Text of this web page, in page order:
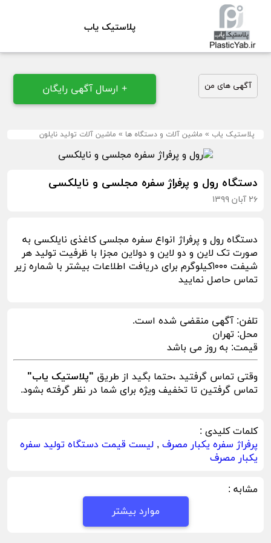
پلاستیک یاب
آگهی های من + ارسال آگهی رایگان
پلاستیک یاب » ماشین آلات و دستگاه ها » ماشین آلات تولید نایلون
دستگاه رول و پرفراژ سفره مجلسی و نایلکسی
۲۶ آبان ۱۳۹۹
دستگاه رول و پرفراژ انواع سفره مجلسی کاغذی نایلکسی به
صورت تک لاین و دو لاین و دولاین مجزا با ظرفیت تولید هر
شیفت ۱۰۰۰کیلوگرم برای دریافت اطلاعات بیشتر با شماره زیر
تماس حاصل نمایید
تلفن:آگهی منقضی شده است.
محل: تهران
قیمت: به روز می باشد
وقتی تماس گرفتید ،حتما بگید از طریق "پلاستیک یاب"
تماس گرفتین تا تخفیف ویژه برای شما در نظر گرفته بشود.
کلمات کلیدی :
پرفراژ سفره یکبار مصرف , لیست قیمت دستگاه تولید سفره
یکبار مصرف
مشابه :
موارد بیشتر